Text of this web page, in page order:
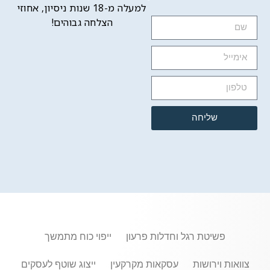
שליחה
למעלה מ-18 שנות ניסיון, אחוזי
הצלחה גבוהים!
פשיטת רגל וחדלות פרעון ייפוי כוח מתמשך
צוואות וירושות עסקאות מקרקעין ייצוג שוטף לעסקים